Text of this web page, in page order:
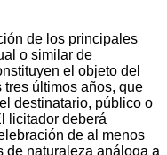
de los principales
o similar de
el objeto del
últimos años, que
destinatario, público o
licitador deberá
de al menos
de naturaleza análoga a